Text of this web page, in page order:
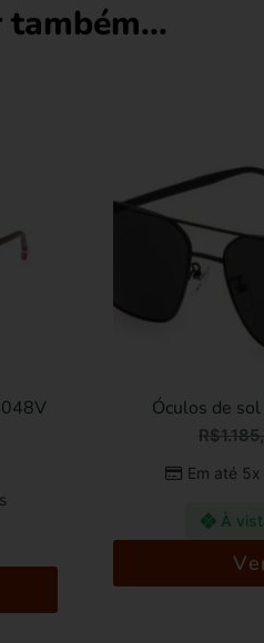
Óculos de sol
1.185,00
Em até 5x de
À vista R$
Ver